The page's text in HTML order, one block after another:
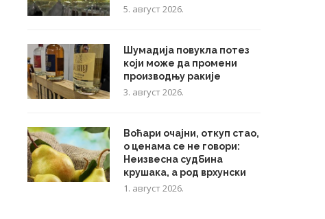
5. август 2026.
Шумадија повукла потез
који може да промени
производњу ракије
3. август 2026.
Воћари очајни, откуп стао,
о ценама се не говори:
Неизвесна судбина
крушака, а род врхунски
1. август 2026.